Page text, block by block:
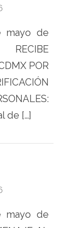
mayo de
POR
de […]
mayo de